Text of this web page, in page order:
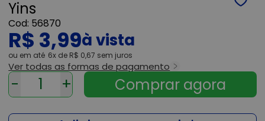
Yins
56870
R$ 3,99
ou 6x de R$ 0,67 sem juros
Ver todas as formas de pagamento
- +